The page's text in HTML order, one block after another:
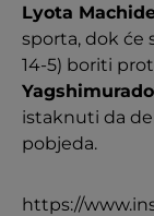
Lyota
sporta, dok će
14-5) boriti
istaknuti da
pobjeda.
https://